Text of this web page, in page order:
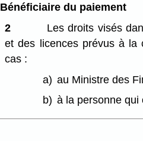
Bénéficiaire du paiement
2
Les droits visés
et des licences prévus à la
cas :
a) au Ministre des
b) à la personne qui